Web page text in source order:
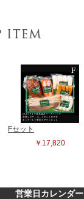
営業日カレンダー